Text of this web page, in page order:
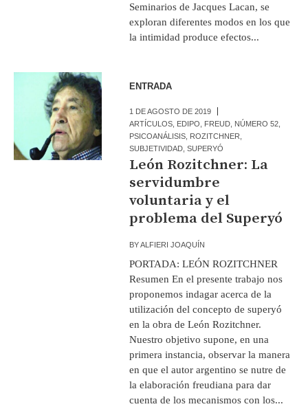
Seminarios de Jacques Lacan, se
exploran diferentes modos en los que
la intimidad produce efectos...
ENTRADA
1 DE AGOSTO DE 2019
ARTÍCULOS EDIPO FREUD NÚMERO 52
PSICOANÁLISIS ROZITCHNER
SUBJETIVIDAD ,SUPERYÓ
León Rozitchner: La
servidumbre
voluntaria y el
problema del Superyó
BYALFIERI JOAQUÍN
PORTADA: LEÓN ROZITCHNER
Resumen En el presente trabajo nos
proponemos indagar acerca de la
utilización del concepto de superyó
en la obra de León Rozitchner.
Nuestro objetivo supone, en una
primera instancia, observar la manera
en que el autor argentino se nutre de
la elaboración freudiana para dar
cuenta de los mecanismos con los...